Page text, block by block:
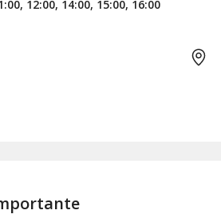
12:00, 14:00, 15:00, 16:00